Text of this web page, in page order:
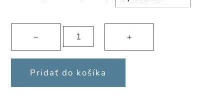
−
množstvo
Hodvábna
gumička
do
vlasov
+
Pridať do košíka